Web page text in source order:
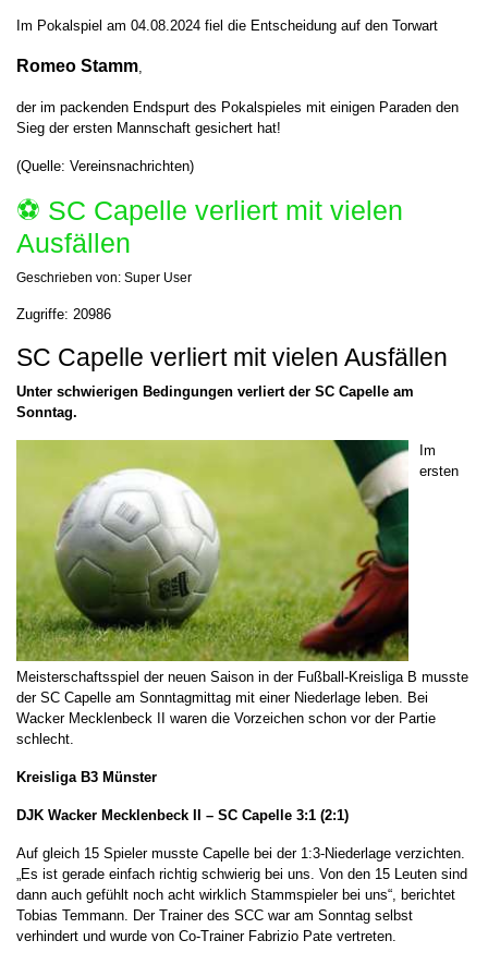
Im Pokalspiel am 04.08.2024 fiel die Entscheidung auf den Torwart
Romeo Stamm,
der im packenden Endspurt des Pokalspieles mit einigen Paraden den
Sieg der ersten Mannschaft gesichert hat!
(Quelle: Vereinsnachrichten)
⚽️ SC Capelle verliert mit vielen
Ausfällen
Geschrieben von: Super User
Zugriffe: 20986
SC Capelle verliert mit vielen Ausfällen
Unter schwierigen Bedingungen verliert der SC Capelle am
Sonntag.
Im
ersten
Meisterschaftsspiel der neuen Saison in der Fußball-Kreisliga B musste
der SC Capelle am Sonntagmittag mit einer Niederlage leben. Bei
Wacker Mecklenbeck II waren die Vorzeichen schon vor der Partie
schlecht.
Kreisliga B3 Münster
DJK Wacker Mecklenbeck II – SC Capelle 3:1 (2:1)
Auf gleich 15 Spieler musste Capelle bei der 1:3-Niederlage verzichten.
„Es ist gerade einfach richtig schwierig bei uns. Von den 15 Leuten sind
dann auch gefühlt noch acht wirklich Stammspieler bei uns“, berichtet
Tobias Temmann. Der Trainer des SCC war am Sonntag selbst
verhindert und wurde von Co-Trainer Fabrizio Pate vertreten.